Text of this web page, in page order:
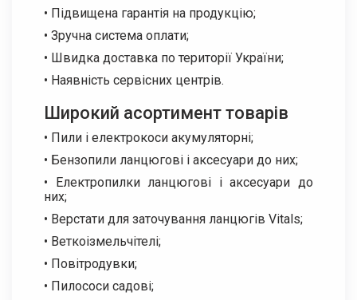
• Підвищена гарантія на продукцію;
• Зручна система оплати;
• Швидка доставка по території України;
• Наявність сервісних центрів.
Широкий асортимент товарів
• Пили і електрокоси акумуляторні;
• Бензопили ланцюгові і аксесуари до них;
• Електропилки ланцюгові і аксесуари до
них;
• Верстати для заточування ланцюгів Vitals;
• Веткоізмельчітелі;
• Повітродувки;
• Пилососи садові;